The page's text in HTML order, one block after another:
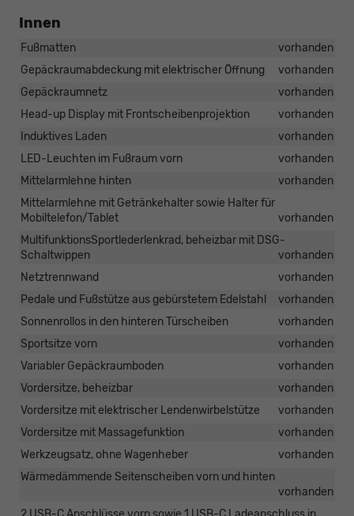
Innen
Fußmatten
vorhanden
Gepäckraumabdeckung mit elektrischer Öffnung
vorhanden
Gepäckraumnetz
vorhanden
Head-up Display mit Frontscheibenprojektion
vorhanden
Induktives Laden
vorhanden
LED-Leuchten im Fußraum vorn
vorhanden
Mittelarmlehne hinten
vorhanden
Mittelarmlehne mit Getränkehalter sowie Halter für
Mobiltelefon/Tablet
vorhanden
MultifunktionsSportlederlenkrad, beheizbar mit DSG-
Schaltwippen
vorhanden
Netztrennwand
vorhanden
Pedale und Fußstütze aus gebürstetem Edelstahl
vorhanden
Sonnenrollos in den hinteren Türscheiben
vorhanden
Sportsitze vorn
vorhanden
Variabler Gepäckraumboden
vorhanden
Vordersitze, beheizbar
vorhanden
Vordersitze mit elektrischer Lendenwirbelstütze
vorhanden
Vordersitze mit Massagefunktion
vorhanden
Werkzeugsatz, ohne Wagenheber
vorhanden
Wärmedämmende Seitenscheiben vorn und hinten
vorhanden